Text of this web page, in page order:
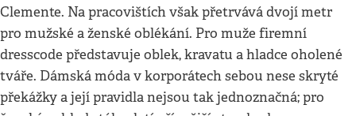
Clemente. Na pracovištích však přetrvává dvojí metr
pro mužské a ženské oblékání. Pro muže firemní
dresscode představuje oblek, kravatu a hladce oholené
tváře. Dámská móda v korporátech sebou nese skryté
překážky a její pravidla nejsou tak jednoznačná; pro